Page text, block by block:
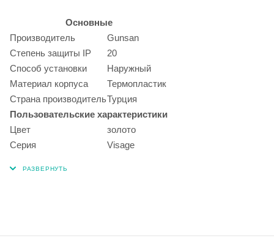
Основные
Производитель
Gunsan
Степень защиты IP
20
Способ установки
Наружный
Материал корпуса
Термопластик
Страна производительТурция
Пользовательские характеристики
Цвет
золото
Серия
Visage